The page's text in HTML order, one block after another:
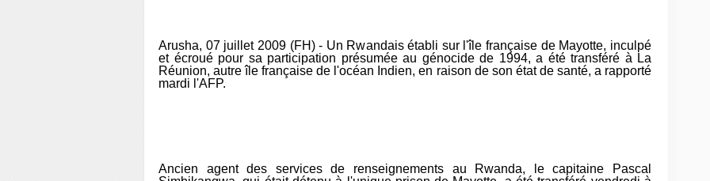
Arusha, 07 juillet 2009 (FH) - Un Rwandais établi sur l'île française de Mayotte, inculpé
et écroué pour sa participation présumée au génocide de 1994, a été transféré à La
Réunion, autre île française de l'océan Indien, en raison de son état de santé, a rapporté
mardi l'AFP.
Ancien agent des services de renseignements au Rwanda, le capitaine Pascal